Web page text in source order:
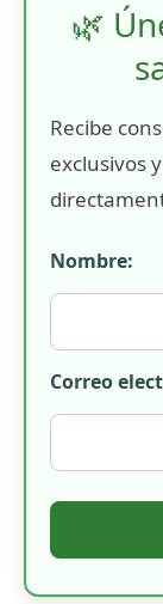
🌿
Recibe
exclusivos
Nombre:
Correo